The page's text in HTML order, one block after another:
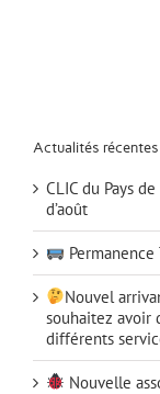
Actualités récentes
CLIC du Pays
d’août
Nouvel
souhaitez avoir
différents
Nouvelle